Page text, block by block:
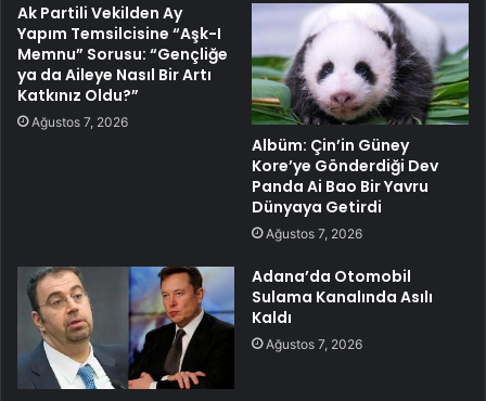
Ak Partili Vekilden Ay
Yapım Temsilcisine “Aşk-I
Memnu” Sorusu: “Gençliğe
ya da Aileye Nasıl Bir Artı
Katkınız Oldu?”
Ağustos 7, 2026
Albüm: Çin’in Güney
Kore’ye Gönderdiği Dev
Panda Ai Bao Bir Yavru
Dünyaya Getirdi
Ağustos 7, 2026
Adana’da Otomobil
Sulama Kanalında Asılı
Kaldı
Ağustos 7, 2026